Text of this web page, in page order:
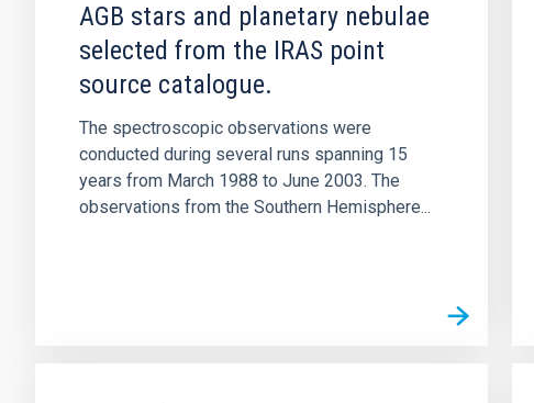
AGB stars and planetary nebulae
selected from the IRAS point
source catalogue.
The spectroscopic observations were
conducted during several runs spanning 15
years from March 1988 to June 2003. The
observations from the Southern Hemisphere...